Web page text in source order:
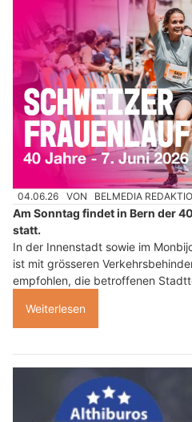
04.06.26 VON BELMEDIA
Am Sonntag findet in Bern der
statt.
In der Innenstadt sowie im
ist mit grösseren
empfohlen, die betroffenen
Weiterlesen